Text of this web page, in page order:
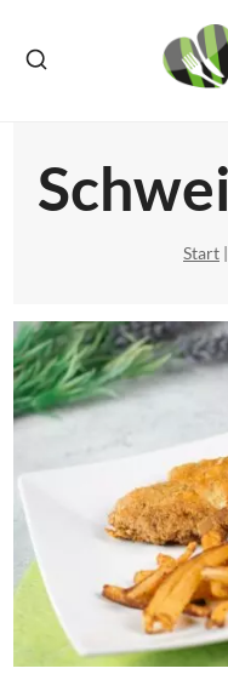
Inhalt
Start |